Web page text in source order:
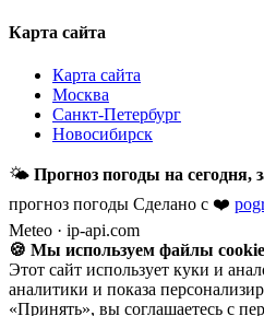
Карта сайта
Карта сайта
Москва
Санкт-Петербург
Новосибирск
🌤 Прогноз погоды на сегодня,
прогноз погоды Сделано с ❤️
Meteo · ip-api.com
🍪 Мы используем файлы cookie
Этот сайт использует куки и
аналитики и показа
«Принять», вы соглашаетесь с